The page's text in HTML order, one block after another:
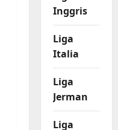
Inggris
Liga
Italia
Liga
Jerman
Liga